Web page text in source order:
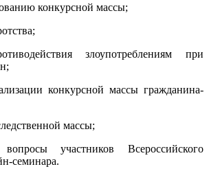
конкурсной массы;
злоупотреблениям при
конкурсной массы гражданина-
массы;
участников Всероссийского
семинара.